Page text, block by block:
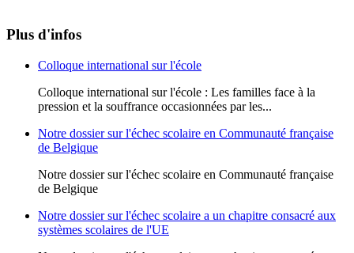
Plus d'infos
Colloque international sur l'école
Colloque international sur l'école : Les familles face à la
pression et la souffrance occasionnées par les...
Notre dossier sur l'échec scolaire en Communauté française
de Belgique
Notre dossier sur l'échec scolaire en Communauté française
de Belgique
Notre dossier sur l'échec scolaire a un chapitre consacré aux
systèmes scolaires de l'UE